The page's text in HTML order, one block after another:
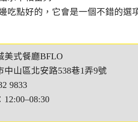
吃點好的，它會是一個不錯的選
美式餐廳BFLO
中山區北安路538巷1弄9號
9833
12:00–08:30